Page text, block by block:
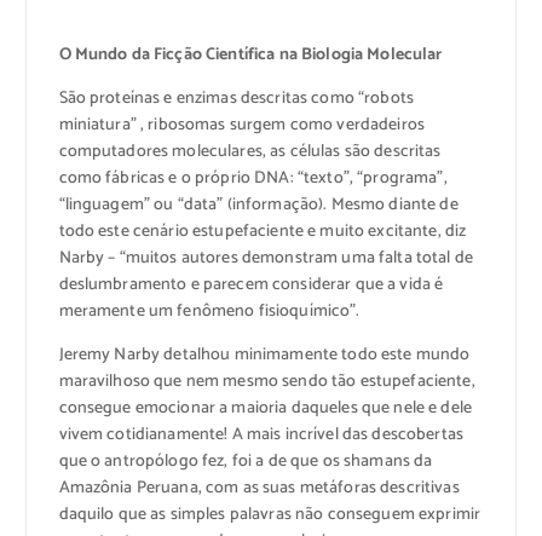
O Mundo da Ficção Científica na Biologia Molecular
São proteínas e enzimas descritas como “robots
miniatura” , ribosomas surgem como verdadeiros
computadores moleculares, as células são descritas
como fábricas e o próprio DNA: “texto”, “programa”,
“linguagem” ou “data” (informação). Mesmo diante de
todo este cenário estupefaciente e muito excitante, diz
Narby – “muitos autores demonstram uma falta total de
deslumbramento e parecem considerar que a vida é
meramente um fenômeno fisioquímico”.
Jeremy Narby detalhou minimamente todo este mundo
maravilhoso que nem mesmo sendo tão estupefaciente,
consegue emocionar a maioria daqueles que nele e dele
vivem cotidianamente! A mais incrível das descobertas
que o antropólogo fez, foi a de que os shamans da
Amazônia Peruana, com as suas metáforas descritivas
daquilo que as simples palavras não conseguem exprimir